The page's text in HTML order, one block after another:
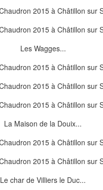
Les Wagges...
La Maison de la Douix...
Le char de Villiers le Duc...